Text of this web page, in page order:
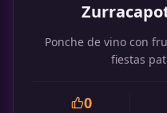
Ponche de vino con
fiestas
0